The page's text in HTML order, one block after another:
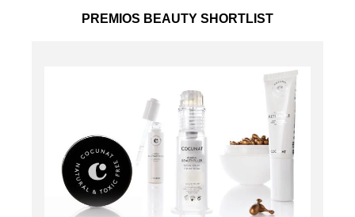
PREMIOS BEAUTY SHORTLIST